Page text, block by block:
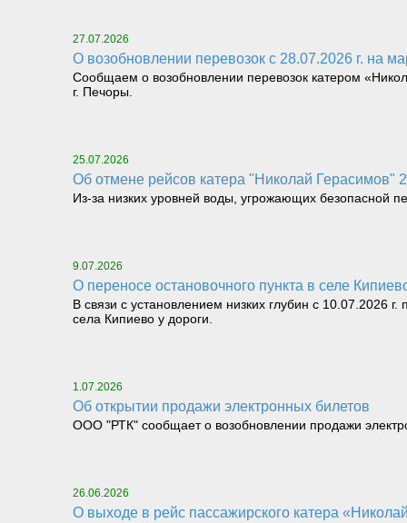
27.07.2026
О возобновлении перевозок с 28.07.2026 г. на
Сообщаем о возобновлении перевозок катером
г. Печоры.
25.07.2026
Об отмене рейсов катера "Николай Герасимов"
Из-за низких уровней воды, угрожающих безопасной
9.07.2026
О переносе остановочного пункта в селе
В связи с установлением низких глубин с 10.07.2026
села Кипиево у дороги.
1.07.2026
Об открытии продажи электронных билетов
ООО "РТК" сообщает о возобновлении продажи
26.06.2026
О выходе в рейс пассажирского катера